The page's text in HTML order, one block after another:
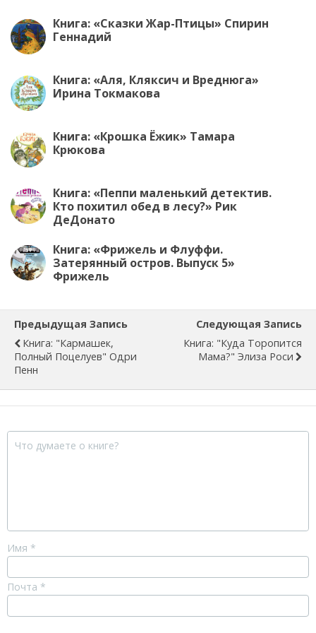
Книга: «Сказки Жар-Птицы» Спирин
Геннадий
Книга: «Аля, Кляксич и Вреднюга»
Ирина Токмакова
Книга: «Крошка Ёжик» Тамара
Крюкова
Книга: «Пеппи маленький детектив.
Кто похитил обед в лесу?» Рик
ДеДонато
Книга: «Фрижель и Флуффи.
Затерянный остров. Выпуск 5»
Фрижель
Предыдущая Запись
Книга: "Кармашек,
Полный Поцелуев" Одри
Пенн
Следующая Запись
Книга: "Куда Торопится
Мама?" Элиза Роси
Имя *
Почта *